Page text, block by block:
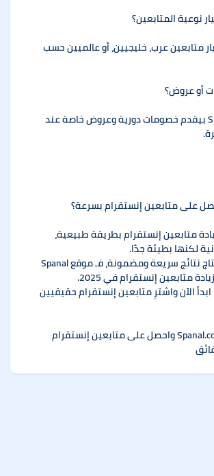
نوعية المتابعين؟
متابعين عرب، خليجيين، أو عالميين حسب
أو عروض؟
نعم، موقع Spanal بيقدم خصومات دورية وعروض خاصة عند
على متابعين إنستقرام بسرعة؟
متابعين إنستقرام بطريقة طبيعية،
لكنها بطيئة جدًا.
✔ أما إذا كنت تحتاج نتائج سريعة ومضمونة، فـ موقع Spanal
متابعين إنستقرام في 2025.
الآن واشترِ متابعين إنستقرام حقيقيين
سجل الآن في Spanal.com واحصل على متابعين إنستقرام